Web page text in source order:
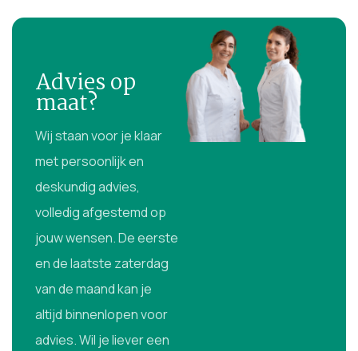
Advies op
maat?
Wij staan voor je klaar
met persoonlijk en
deskundig advies,
volledig afgestemd op
jouw wensen. De eerste
en de laatste zaterdag
van de maand kan je
altijd binnenlopen voor
advies. Wil je liever een